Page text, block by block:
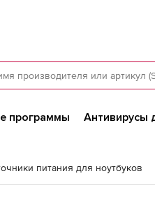
программы Антивирусы
питания для ноутбуков